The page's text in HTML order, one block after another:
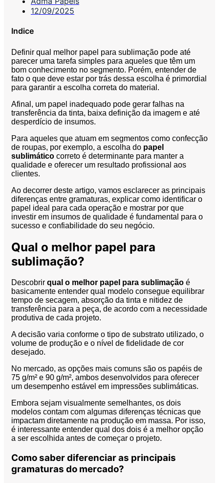
12/09/2025
Indice
Definir qual melhor papel para sublimação pode até
parecer uma tarefa simples para aqueles que têm um
bom conhecimento no segmento. Porém, entender de
fato o que deve estar por trás dessa escolha é primordial
para garantir a escolha correta do material.
Afinal, um papel inadequado pode gerar falhas na
transferência da tinta, baixa definição da imagem e até
desperdício de insumos.
Para aqueles que atuam em segmentos como confecção
de roupas, por exemplo, a escolha do papel
sublimático correto é determinante para manter a
qualidade e oferecer um resultado profissional aos
clientes.
Ao decorrer deste artigo, vamos esclarecer as principais
diferenças entre gramaturas, explicar como identificar o
papel ideal para cada operação e mostrar por que
investir em insumos de qualidade é fundamental para o
sucesso e confiabilidade do seu negócio.
Qual o melhor papel para
sublimação?
Descobrir qual o melhor papel para sublimação é
basicamente entender qual modelo consegue equilibrar
tempo de secagem, absorção da tinta e nitidez de
transferência para a peça, de acordo com a necessidade
produtiva de cada projeto.
A decisão varia conforme o tipo de substrato utilizado, o
volume de produção e o nível de fidelidade de cor
desejado.
No mercado, as opções mais comuns são os papéis de
75 g/m² e 90 g/m², ambos desenvolvidos para oferecer
um desempenho estável em impressões sublimáticas.
Embora sejam visualmente semelhantes, os dois
modelos contam com algumas diferenças técnicas que
impactam diretamente na produção em massa. Por isso,
é interessante entender qual dos dois é a melhor opção
a ser escolhida antes de começar o projeto.
Como saber diferenciar as principais
gramaturas do mercado?